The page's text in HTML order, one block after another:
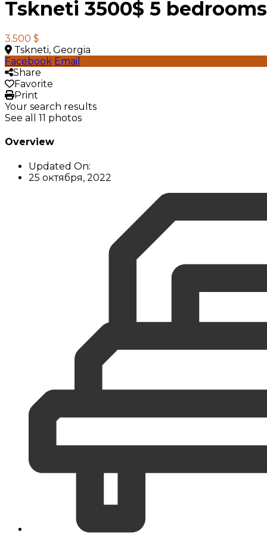
Tskneti 3500$ 5 bedrooms
3.500 $
Tskneti, Georgia
Facebook Email
Share
Favorite
Print
Your search results
See all 11 photos
Overview
Updated On:
25 октября, 2022